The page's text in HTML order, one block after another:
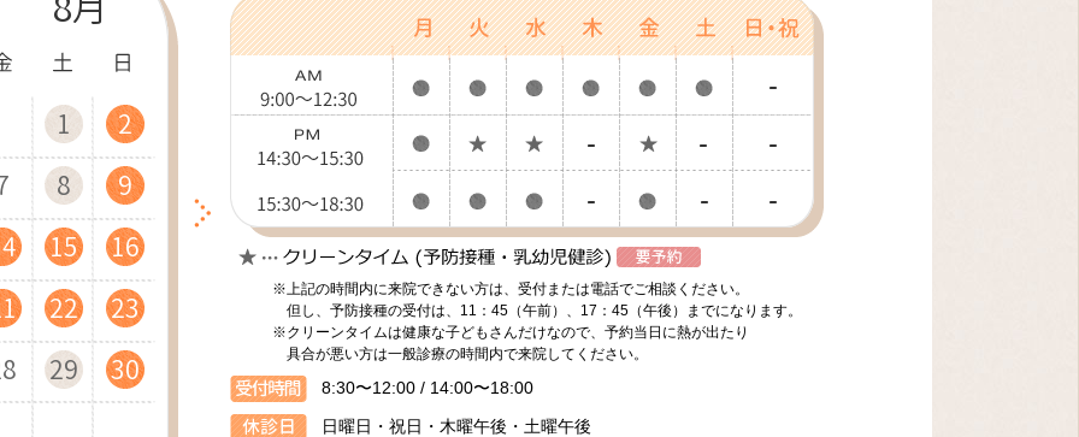
1
2
8
9
15
16
22
23
29
30
5
6
12
13
19
20
26
27
3
4
10
11
17
18
24
25
31
1
7
8
14
15
21
22
28
29
5
6
12
13
19
20
26
27
2
3
9
10
16
17
23
24
30 31
6
7
13
14
20
21
27 28
6
7
13
14
20
21
27
28
3
4
10
11
17
18
24
25
1
2
8
9
15
16
22
23
29
30
5
6
12
13
19
20
26
27
3
4
10
11
17
18
24
25
31
※上記の時間内に来院できない方は、受付または電話でご相談ください。
但し、予防接種の受付は、11：45（午前）、17：45（午後）までになります。
※クリーンタイムは健康な子どもさんだけなので、予約当日に熱が出たり
具合が悪い方は一般診療の時間内で来院してください。
8:30〜12:00 / 14:00〜18:00
日曜日・祝日・木曜午後・土曜午後